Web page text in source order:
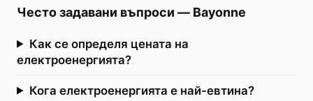
Често задавани въпроси — Bayonne
Как се определя цената на
електроенергията?
Кога електроенергията е най-евтина?